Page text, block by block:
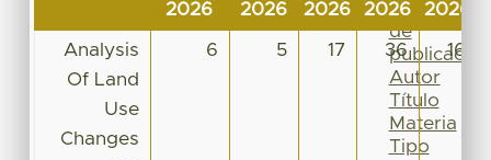
2026
2026
2026
2026
2026
Analysis
Of Land
Use
Changes
6 5 17 36 16
Fecha
de
publicación
Autor
Título
Materia
Tipo